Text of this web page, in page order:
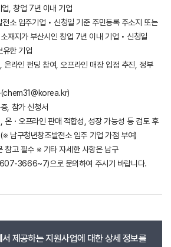
, 창업 7년 이내 기업
소 입주기업 • 신청일 기준 주민등록 주소지 또는
재지가 부산시인 창업 7년 이내 기업 • 신청일
유한 기업
라인 펀딩 참여, 오프라인 매장 입점 추진, 정부
(chem31@korea.kr)
, 참가 신청서
ㆍ오프라인 판매 적합성, 성장 가능성 등 검토 후
남구청년창조발전소 입주 기업 가점 부여)
참고 필수 ※ 기타 자세한 사항은 남구
3666~7)으로 문의하여 주시기 바랍니다.
제공하는 지원사업에 대한 상세 정보를